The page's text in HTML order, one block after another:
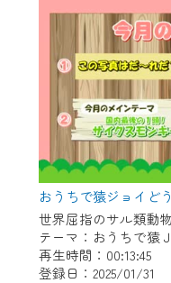
テーマ：おうちで猿
再生時間：00:13:45
登録日：2025/01/31